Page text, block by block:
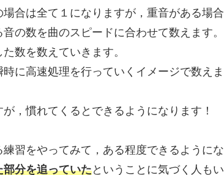
合は全て１になりますが，重音がある場合
の数を曲のスピードに合わせて数えます。
数を数えていきます。
に高速処理を行っていくイメージで数えま
，慣れてくるとできるようになります！
習をやってみて，ある程度できるようにな
分を追っていたということに気づく人もい